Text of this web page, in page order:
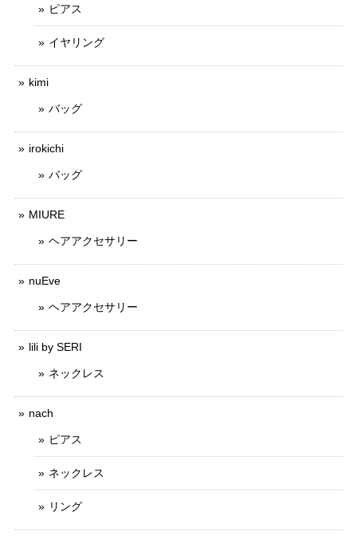
ピアス
イヤリング
kimi
バッグ
irokichi
バッグ
MIURE
ヘアアクセサリー
nuEve
ヘアアクセサリー
lili by SERI
ネックレス
nach
ピアス
ネックレス
リング